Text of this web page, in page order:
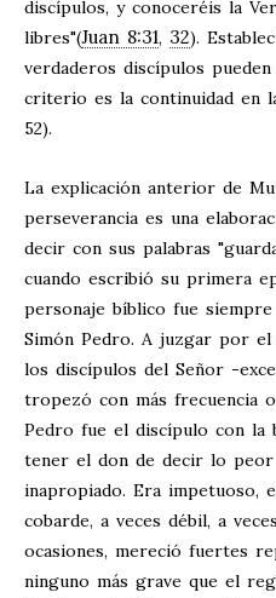
discípulos, y conoceréis la
libres"(Juan 8:31, 32).
verdaderos discípulos
criterio es la continuidad en
52).
La explicación anterior de
perseverancia es una
decir con sus palabras
cuando escribió su primera
personaje bíblico fue
Simón Pedro. A juzgar por
los discípulos del Señor -
tropezó con más frecuencia
Pedro fue el discípulo con la
tener el don de decir lo peor
inapropiado. Era impetuoso,
cobarde, a veces débil, a
ocasiones, mereció fuertes
ninguno más grave que el